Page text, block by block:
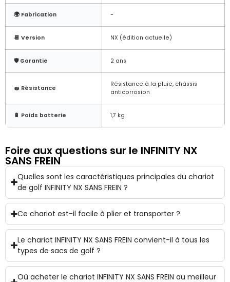
🌍 Fabrication -
📆 Version NX (édition actuelle)
🛡️ Garantie 2 ans
🧽 Résistance
Résistance à la pluie, châssis
anticorrosion
🔋 Poids batterie 1,7 kg
Foire aux questions sur le INFINITY NX
SANS FREIN
Quelles sont les caractéristiques principales du chariot
de golf INFINITY NX SANS FREIN ?
Ce chariot est-il facile à plier et transporter ?
Le chariot INFINITY NX SANS FREIN convient-il à tous les
types de sacs de golf ?
Où acheter le chariot INFINITY NX SANS FREIN au meilleur